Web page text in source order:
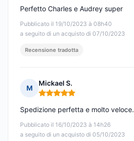
Pubblicato il 19/10/2023 à 08h40
a seguito di un acquisto di 07/10/2023
Perfetto Charles e Audrey super
Recensione tradotta
M
Mickael S.
Nota: 5 su 5
Pubblicato il 16/10/2023 à 14h26
a seguito di un acquisto di 05/10/2023
Spedizione perfetta e molto veloce.